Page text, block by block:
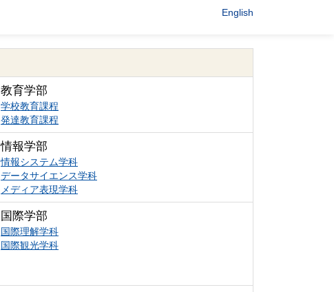
English
教育学部
学校教育課程
発達教育課程
情報学部
情報システム学科
データサイエンス学科
メディア表現学科
国際学部
国際理解学科
国際観光学科